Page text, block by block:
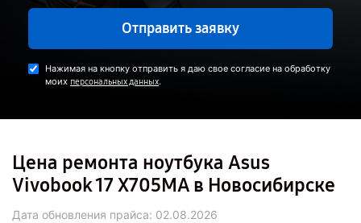
Отправить заявку
Нажимая на кнопку отправить я даю свое согласие на обработку
моих персональных данных.
Цена ремонта ноутбука Asus
Vivobook 17 X705MA в Новосибирске
Дата обновления прайса: 02.08.2026